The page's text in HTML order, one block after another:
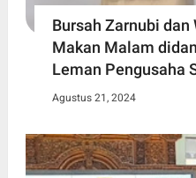
Bursah Zarnubi
Makan Malam
Leman Pengusaha
Agustus 21, 2024